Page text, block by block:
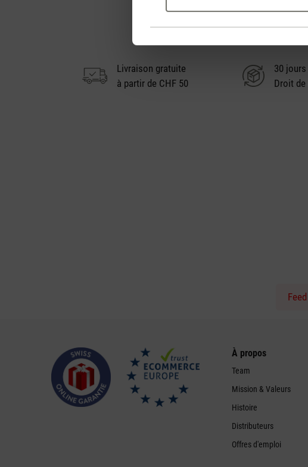
Livraison gratuite
à partir de CHF 50
30 jours
Droit
À propos
Team
Mission & Valeurs
Histoire
Distributeurs
Offres d'emploi